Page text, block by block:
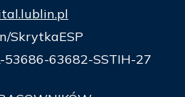
SkrytkaESP
53686-63682-SSTIH-27